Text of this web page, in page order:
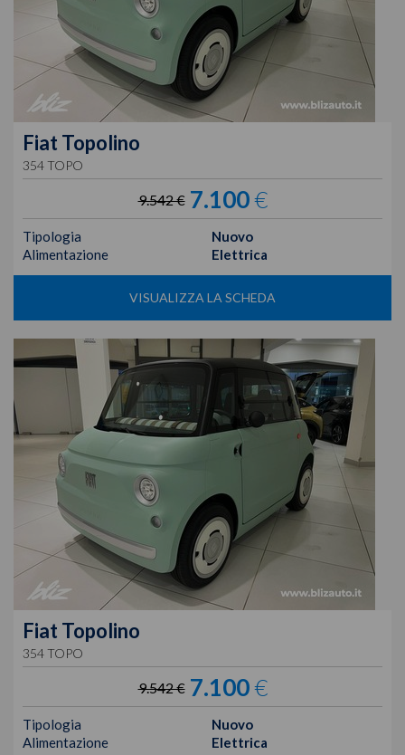
Fiat Topolino
354 TOPO
9.542 € 7.100€
Tipologia
Nuovo
Alimentazione
Elettrica
VISUALIZZA LA SCHEDA
Fiat Topolino
354 TOPO
9.542 € 7.100€
Tipologia
Nuovo
Alimentazione
Elettrica